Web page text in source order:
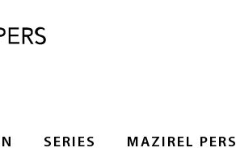
SERIES MAZIREL PERS